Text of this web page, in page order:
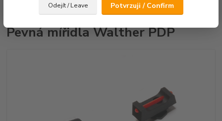
Odejít / Leave Potvrzuji / Confirm
Pevná mířidla Walther PDP
Pevná mířidla Walther PDP